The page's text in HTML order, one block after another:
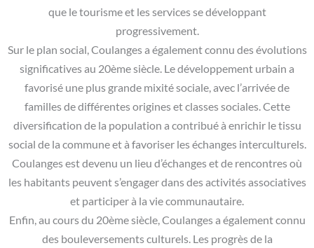
que le tourisme et les services se développant
progressivement.
Sur le plan social, Coulanges a également connu des évolutions
significatives au 20ème siècle. Le développement urbain a
favorisé une plus grande mixité sociale, avec l’arrivée de
familles de différentes origines et classes sociales. Cette
diversification de la population a contribué à enrichir le tissu
social de la commune et à favoriser les échanges interculturels.
Coulanges est devenu un lieu d’échanges et de rencontres où
les habitants peuvent s’engager dans des activités associatives
et participer à la vie communautaire.
Enfin, au cours du 20ème siècle, Coulanges a également connu
des bouleversements culturels. Les progrès de la